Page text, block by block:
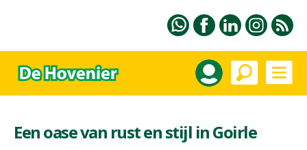
Een oase van rust en stijl in Goirle